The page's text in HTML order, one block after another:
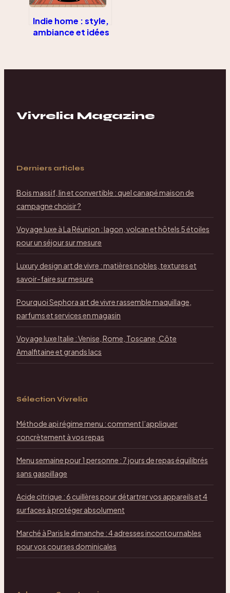
Indie home : style,
ambiance et idées
Vivrelia Magazine
Derniers articles
Bois massif, lin et convertible : quel canapé maison de
campagne choisir ?
Voyage luxe à La Réunion : lagon, volcan et hôtels 5 étoiles
pour un séjour sur mesure
Luxury design art de vivre : matières nobles, textures et
savoir-faire sur mesure
Pourquoi Sephora art de vivre rassemble maquillage,
parfums et services en magasin
Voyage luxe Italie : Venise, Rome, Toscane, Côte
Amalfitaine et grands lacs
Sélection Vivrelia
Méthode api régime menu : comment l’appliquer
concrètement à vos repas
Menu semaine pour 1 personne : 7 jours de repas équilibrés
sans gaspillage
Acide citrique : 6 cuillères pour détartrer vos appareils et 4
surfaces à protéger absolument
Marché à Paris le dimanche : 4 adresses incontournables
pour vos courses dominicales